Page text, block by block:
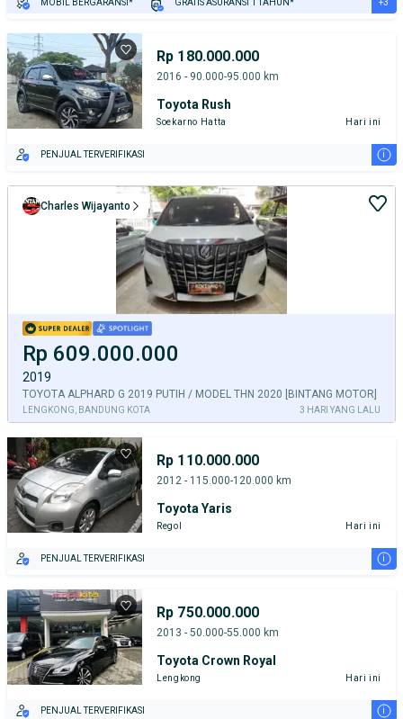
MOBIL BERGARANSI* GRATIS ASURANSI 1 TAHUN*
PENJUAL TERVERIFIKASI
Rp 180.000.000
2016 - 90.000-95.000 km
Toyota Rush
Soekarno Hatta Hari ini
PENJUAL TERVERIFIKASI i
Rp 609.000.000
2019
TOYOTA ALPHARD G 2019 PUTIH / MODEL THN 2020 [BINTANG MOTOR]
LENGKONG, BANDUNG KOTA 3 HARI YANG LALU
Charles Wijayanto
Rp 110.000.000
2012 - 115.000-120.000 km
Toyota Yaris
Regol Hari ini
PENJUAL TERVERIFIKASI i
Rp 750.000.000
2013 - 50.000-55.000 km
Toyota Crown Royal
Lengkong Hari ini
PENJUAL TERVERIFIKASI i